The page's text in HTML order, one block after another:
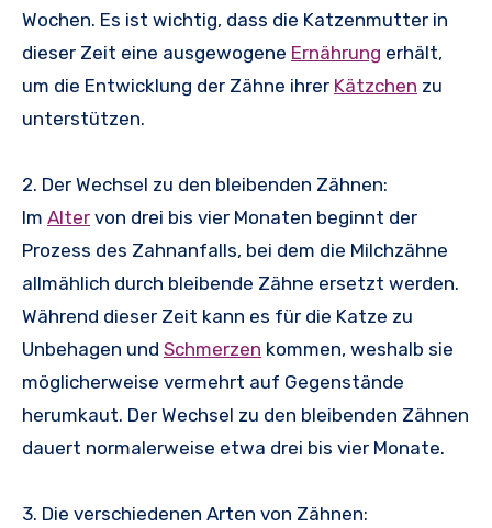
Wochen. Es ist wichtig, dass die Katzenmutter in
dieser Zeit eine ausgewogene Ernährung erhält,
um die Entwicklung der Zähne ihrer Kätzchen zu
unterstützen.
2. Der Wechsel zu den bleibenden Zähnen:
Im Alter von drei bis vier Monaten beginnt der
Prozess des Zahnanfalls, bei dem die Milchzähne
allmählich durch bleibende Zähne ersetzt werden.
Während dieser Zeit kann es für die Katze zu
Unbehagen und Schmerzen kommen, weshalb sie
möglicherweise vermehrt auf Gegenstände
herumkaut. Der Wechsel zu den bleibenden Zähnen
dauert normalerweise etwa drei bis vier Monate.
3. Die verschiedenen Arten von Zähnen: